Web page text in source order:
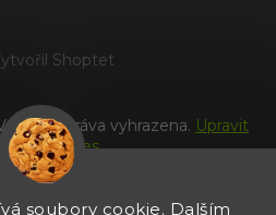
soubory cookie. Dalším
Shoptet
práva vyhrazena. Upravit
cookies